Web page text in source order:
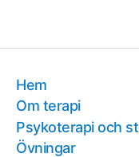
Hem
Om terapi
Psykoterapi och
Övningar